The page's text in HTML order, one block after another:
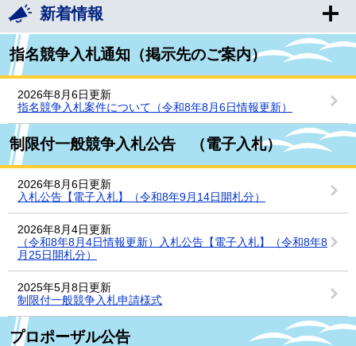
新着情報
指名競争入札通知（掲示先のご案内）
2026年8月6日更新
指名競争入札案件について（令和8年8月6日情報更新）
制限付一般競争入札公告 （電子入札）
2026年8月6日更新
入札公告【電子入札】（令和8年9月14日開札分）
2026年8月4日更新
（令和8年8月4日情報更新）入札公告【電子入札】（令和8年8
月25日開札分）
2025年5月8日更新
制限付一般競争入札申請様式
プロポーザル公告